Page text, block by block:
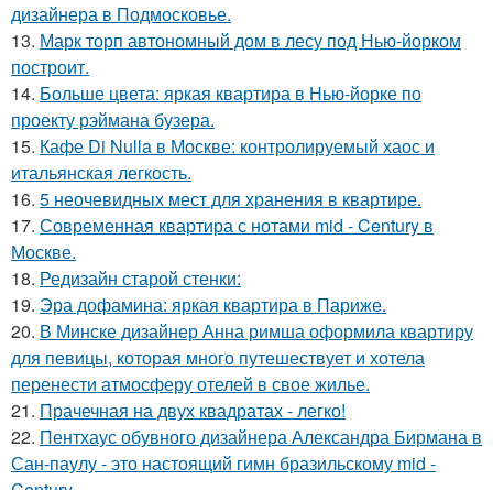
дизайнера в Подмосковье.
13. Марк торп автономный дом в лесу под Нью-йорком
построит.
14. Больше цвета: яркая квартира в Нью-йорке по
проекту рэймана бузера.
15. Кафе Di Nulla в Москве: контролируемый хаос и
итальянская легкость.
16. 5 неочевидных мест для хранения в квартире.
17. Современная квартира с нотами mid - Century в
Москве.
18. Редизайн старой стенки:
19. Эра дофамина: яркая квартира в Париже.
20. В Минске дизайнер Анна римша оформила квартиру
для певицы, которая много путешествует и хотела
перенести атмосферу отелей в свое жилье.
21. Прачечная на двух квадратах - легко!
22. Пентхаус обувного дизайнера Александра Бирмана в
Сан-паулу - это настоящий гимн бразильскому mid -